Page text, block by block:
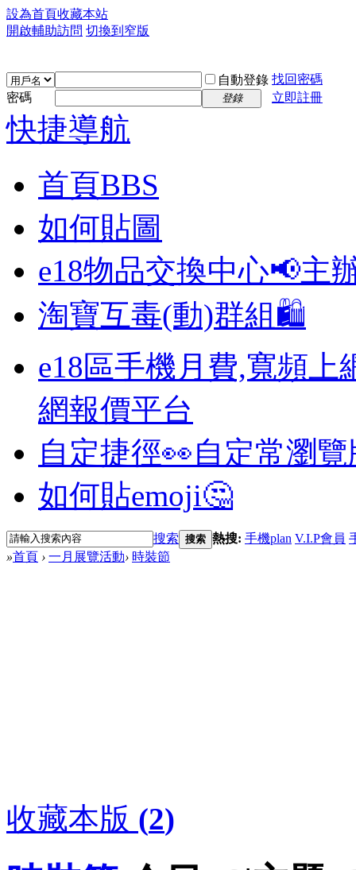
設為首頁收藏本站
開啟輔助訪問 切換到窄版
自動登錄 找回密碼
密碼
登錄 立即註冊
快捷導航
首頁BBS
如何貼圖
e18物品交換中心📢主
淘寶互毒(動)群組🛍️
e18區手機月費,寬頻上
網報價平台
自定捷徑👀自定常瀏
如何貼emoji🤔
搜索 搜索 熱搜: 手機plan V.I.P會員
»首頁 › 一月展覽活動› 時裝節
收藏本版 (2)